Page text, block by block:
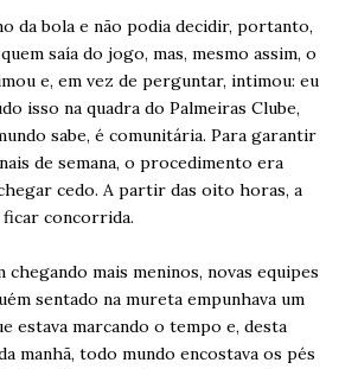
da bola e não podia decidir, portanto,
saía do jogo, mas, mesmo assim, o
e, em vez de perguntar, intimou: eu
isso na quadra do Palmeiras Clube,
sabe, é comunitária. Para garantir
de semana, o procedimento era
cedo. A partir das oito horas, a
ficar concorrida.
chegando mais meninos, novas equipes
sentado na mureta empunhava um
estava marcando o tempo e, desta
manhã, todo mundo encostava os pés